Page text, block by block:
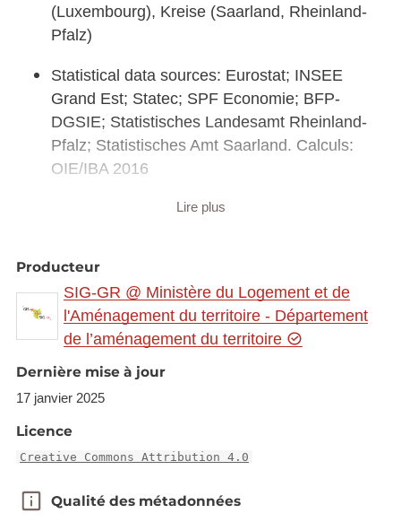
(Luxembourg), Kreise (Saarland, Rheinland-
Pfalz)
Statistical data sources: Eurostat; INSEE
Grand Est; Statec; SPF Economie; BFP-
DGSIE; Statistisches Landesamt Rheinland-
Pfalz; Statistisches Amt Saarland. Calculs:
OIE/IBA 2016
Geodata sources: EuroGeographics
Link to interactive map:https://map.gis-
gr.eu/theme/main?
version=3&zoom=8&X=708580&Y=6429642&lang
=fr&rotation=0&layers=1718&opacities=1&bgLayer
Link to Geocatalog:
gr.eu/geonetwork/srv/eng/catalog.search#/metadat
This dataset is published in the view service (WMS)
Lire plus
Producteur
SIG-GR @ Ministère du Logement et de
l'Aménagement du territoire - Département
de l’aménagement du territoire
Dernière mise à jour
17 janvier 2025
Licence
Creative Commons Attribution 4.0
Qualité des métadonnées
Qualité des métadonnées